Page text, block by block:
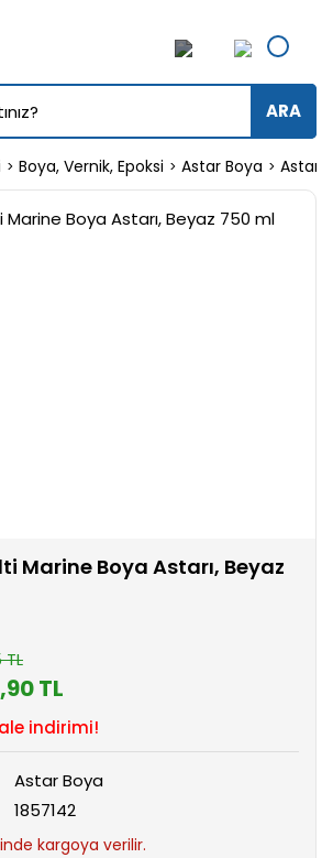
ARA
Boya, Vernik, Epoksi Astar Boya Astar
Marine Boya Astarı, Beyaz
TL
TL
indirimi!
Astar Boya
1857142
kargoya verilir.